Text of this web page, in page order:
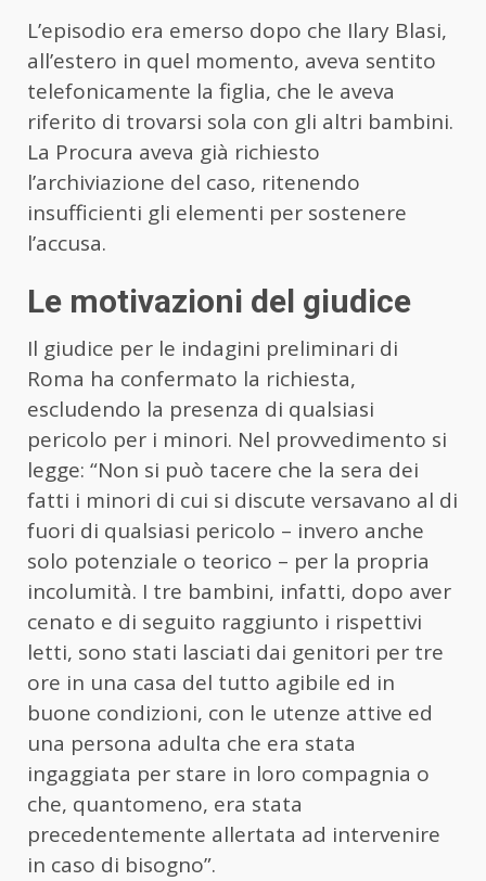
L’episodio era emerso dopo che Ilary Blasi,
all’estero in quel momento, aveva sentito
telefonicamente la figlia, che le aveva
riferito di trovarsi sola con gli altri bambini.
La Procura aveva già richiesto
l’archiviazione del caso, ritenendo
insufficienti gli elementi per sostenere
l’accusa.
Le motivazioni del giudice
Il giudice per le indagini preliminari di
Roma ha confermato la richiesta,
escludendo la presenza di qualsiasi
pericolo per i minori. Nel provvedimento si
legge: “Non si può tacere che la sera dei
fatti i minori di cui si discute versavano al di
fuori di qualsiasi pericolo – invero anche
solo potenziale o teorico – per la propria
incolumità. I tre bambini, infatti, dopo aver
cenato e di seguito raggiunto i rispettivi
letti, sono stati lasciati dai genitori per tre
ore in una casa del tutto agibile ed in
buone condizioni, con le utenze attive ed
una persona adulta che era stata
ingaggiata per stare in loro compagnia o
che, quantomeno, era stata
precedentemente allertata ad intervenire
in caso di bisogno”.